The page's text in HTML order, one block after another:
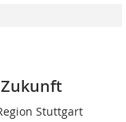
Stuttgart